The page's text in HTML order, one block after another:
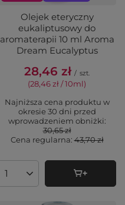
Olejek eteryczny
eukaliptusowy do
aromaterapii 10 ml Aroma
Dream Eucalyptus
28,46 zł / szt.
(28,46 zł / 10ml)
Najniższa cena produktu w
okresie 30 dni przed
wprowadzeniem obniżki:
30,65 zł
Cena regularna:43,70 zł
Ilość produktów